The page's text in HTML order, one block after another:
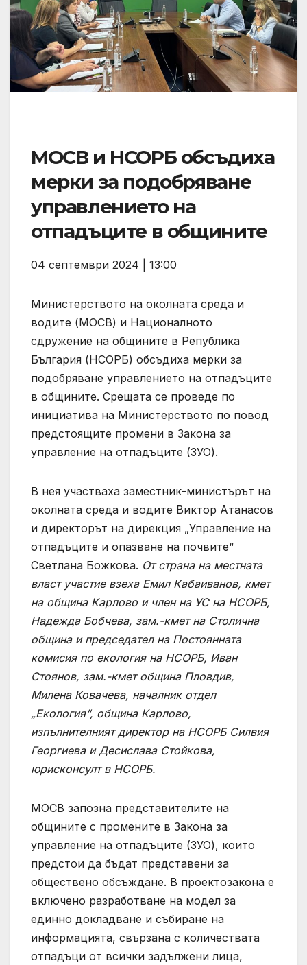
МОСВ и НСОРБ обсъдиха
мерки за подобряване
управлението на
отпадъците в общините
04 септември 2024 | 13:00
Министерството на околната среда и
водите (МОСВ) и Националното
сдружение на общините в Република
България (НСОРБ) обсъдиха мерки за
подобряване управлението на отпадъците
в общините. Срещата се проведе по
инициатива на Министерството по повод
предстоящите промени в Закона за
управление на отпадъците (ЗУО).
В нея участваха заместник-министърът на
околната среда и водите Виктор Атанасов
и директорът на дирекция „Управление на
отпадъците и опазване на почвите“
Светлана Божкова. От страна на местната
власт участие взеха Емил Кабаиванов, кмет
на община Карлово и член на УС на НСОРБ,
Надежда Бобчева, зам.-кмет на Столична
община и председател на Постоянната
комисия по екология на НСОРБ, Иван
Стоянов, зам.-кмет община Пловдив,
Милена Ковачева, началник отдел
„Екология“, община Карлово,
изпълнителният директор на НСОРБ Силвия
Георгиева и Десислава Стойкова,
юрисконсулт в НСОРБ.
МОСВ запозна представителите на
общините с промените в Закона за
управление на отпадъците (ЗУО), които
предстои да бъдат представени за
обществено обсъждане. В проектозакона е
включено разработване на модел за
единно докладване и събиране на
информацията, свързана с количествата
отпадъци от всички задължени лица,